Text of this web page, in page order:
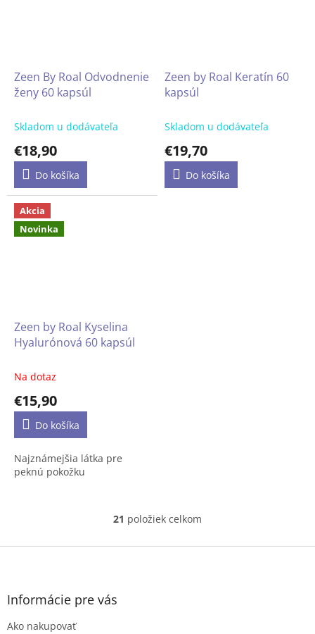
Zeen By Roal Odvodnenie
ženy 60 kapsúl
Skladom u dodávateľa
€18,90
Do košíka
Zeen by Roal Keratín 60
kapsúl
Skladom u dodávateľa
€19,70
Do košíka
Akcia
Novinka
Zeen by Roal Kyselina
Hyalurónová 60 kapsúl
Na dotaz
€15,90
Do košíka
Najznámejšia látka pre
peknú pokožku
O
l
21 položiek celkom
Z
Informácie pre vás
Ako nakupovať